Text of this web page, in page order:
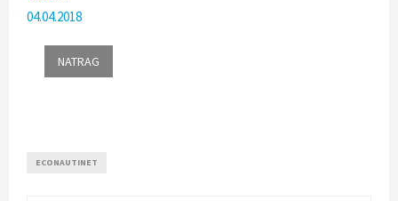
04.04.2018
ECONAUTINET